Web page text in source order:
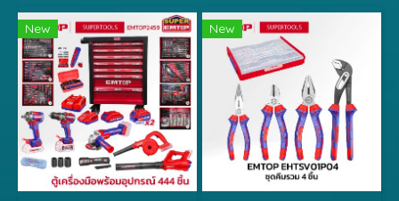
New New